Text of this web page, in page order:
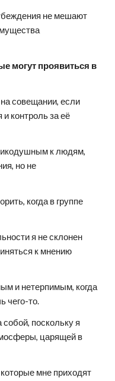
не мешают
могут проявиться в
совещании, если
и контроль за её
к людям,
но не
когда в группе
я не склонен
к мнению
и нетерпимым, когда
чего-то.
поскольку я
царящей в
мне приходят